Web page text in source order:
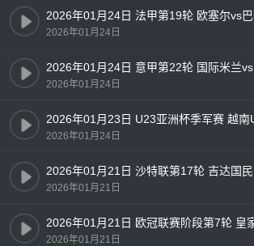
2026年01月24日
2026年01月24日 意甲第22轮 国际米兰
2026年01月24日
2026年01月24日
2026年01月21日
2026年01月21日